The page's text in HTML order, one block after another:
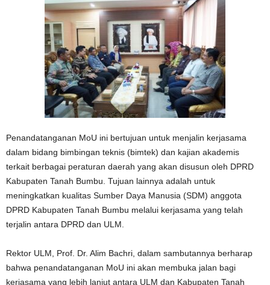
Penandatanganan MoU ini bertujuan untuk menjalin kerjasama
dalam bidang bimbingan teknis (bimtek) dan kajian akademis
terkait berbagai peraturan daerah yang akan disusun oleh DPRD
Kabupaten Tanah Bumbu. Tujuan lainnya adalah untuk
meningkatkan kualitas Sumber Daya Manusia (SDM) anggota
DPRD Kabupaten Tanah Bumbu melalui kerjasama yang telah
terjalin antara DPRD dan ULM.
Rektor ULM, Prof. Dr. Alim Bachri, dalam sambutannya berharap
bahwa penandatanganan MoU ini akan membuka jalan bagi
kerjasama yang lebih lanjut antara ULM dan Kabupaten Tanah